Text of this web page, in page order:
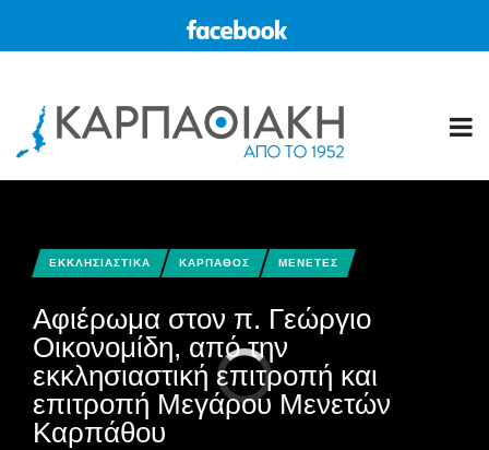
ΕΚΚΛΗΣΙΑΣΤΙΚΑ ΚΑΡΠΑΘΟΣ ΜΕΝΕΤΕΣ
Aφιέρωμα στον π. Γεώργιο
Οικονομίδη, από την
εκκλησιαστική επιτροπή και
επιτροπή Μεγάρου Μενετών
Καρπάθου